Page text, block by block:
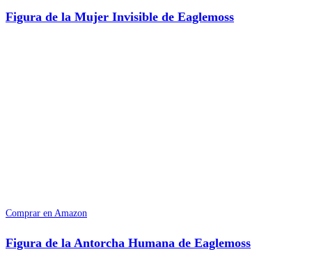
Figura de la Mujer Invisible de Eaglemoss
Comprar en Amazon
Figura de la Antorcha Humana de Eaglemoss